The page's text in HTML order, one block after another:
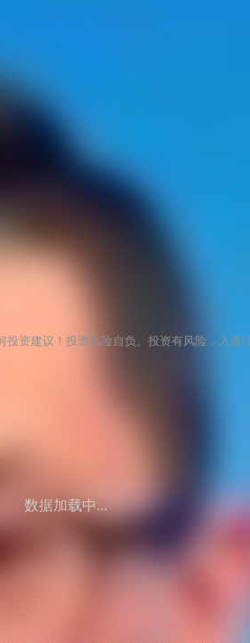
投资建议！投资风险自负。投资有风险，入市
数据加载中...